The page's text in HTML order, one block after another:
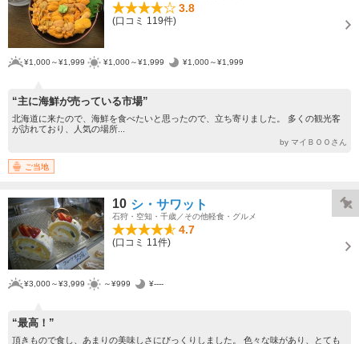
3.8
(口コミ 119件)
¥1,000～¥1,999 ¥1,000～¥1,999 ¥1,000～¥1,999
“主に海鮮が売っている市場”
北海道に来たので、海鮮を食べたいと思ったので、立ち寄りました。 多くの観光客
が訪れており、人気の場所...
by マイＢＯＯさん
ご当地
10 シ・サワット
石狩・空知・千歳／その他軽食・グルメ
4.7
(口コミ 11件)
¥3,000～¥3,999 ～¥999 ¥----
“最高！”
頂きもので食し、あまりの美味しさにびっくりしました。 色々な味があり、とても